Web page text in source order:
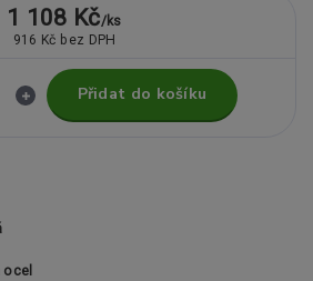
1 108 Kč/ks
916 Kč bez DPH
Přidat do košíku